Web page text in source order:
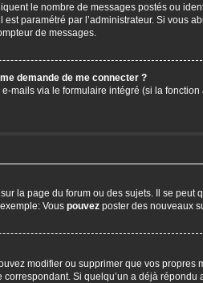
le nombre de messages postés ou
paramétré par l’administrateur. Si vous
de messages.
demande de me connecter ?
mails via le formulaire intégré (si la
la page du forum ou des sujets. Il se
Vous pouvez poster des nouveaux
modifier ou supprimer que vos
Si quelqu’un a déjà répondu